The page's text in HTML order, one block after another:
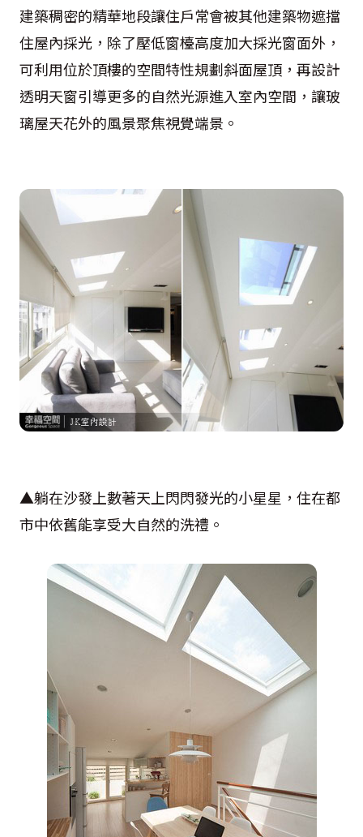
建築稠密的精華地段讓住戶常會被其他建築物遮擋
住屋內採光，除了壓低窗檯高度加大採光窗面外，
可利用位於頂樓的空間特性規劃斜面屋頂，再設計
透明天窗引導更多的自然光源進入室內空間，讓玻
璃屋天花外的風景聚焦視覺端景。
▲躺在沙發上數著天上閃閃發光的小星星，住在都
市中依舊能享受大自然的洗禮。